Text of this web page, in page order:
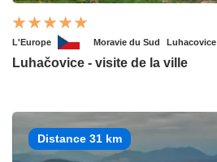
L'Europe Moravie du Sud Luhacovice
Luhačovice - visite de la ville
Distance 31 km